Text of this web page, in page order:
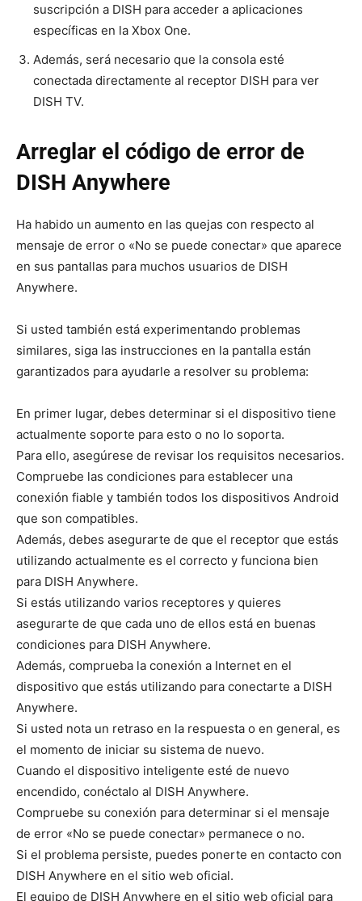
suscripción a DISH para acceder a aplicaciones
específicas en la Xbox One.
Además, será necesario que la consola esté
conectada directamente al receptor DISH para ver
DISH TV.
Arreglar el código de error de
DISH Anywhere
Ha habido un aumento en las quejas con respecto al
mensaje de error o «No se puede conectar» que aparece
en sus pantallas para muchos usuarios de DISH
Anywhere.
Si usted también está experimentando problemas
similares, siga las instrucciones en la pantalla están
garantizados para ayudarle a resolver su problema:
En primer lugar, debes determinar si el dispositivo tiene
actualmente soporte para esto o no lo soporta.
Para ello, asegúrese de revisar los requisitos necesarios.
Compruebe las condiciones para establecer una
conexión fiable y también todos los dispositivos Android
que son compatibles.
Además, debes asegurarte de que el receptor que estás
utilizando actualmente es el correcto y funciona bien
para DISH Anywhere.
Si estás utilizando varios receptores y quieres
asegurarte de que cada uno de ellos está en buenas
condiciones para DISH Anywhere.
Además, comprueba la conexión a Internet en el
dispositivo que estás utilizando para conectarte a DISH
Anywhere.
Si usted nota un retraso en la respuesta o en general, es
el momento de iniciar su sistema de nuevo.
Cuando el dispositivo inteligente esté de nuevo
encendido, conéctalo al DISH Anywhere.
Compruebe su conexión para determinar si el mensaje
de error «No se puede conectar» permanece o no.
Si el problema persiste, puedes ponerte en contacto con
DISH Anywhere en el sitio web oficial.
El equipo de DISH Anywhere en el sitio web oficial para